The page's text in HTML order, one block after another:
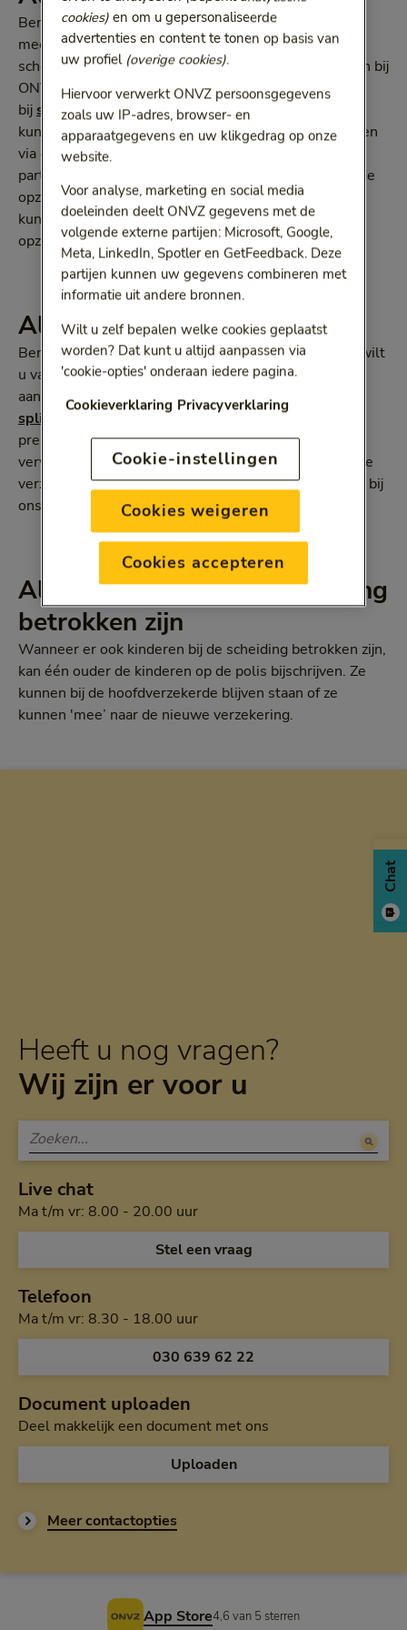
Bent u de hoofdverzekerde en is uw ex-partner
meeverzekerd op de polis? Dan kan uw ex-partner bij
scheiding een eigen zorgverzekering afsluiten. Dit kan bij
ONVZ of een andere verzekeraar. Kijk hiervoor
bij splitsen van uw gezamenlijke polis
kunt u de zorgverzekering van uw ex-partner opzeggen
via ons contactformulier. Dat hoeft niet als uw ex-
partner bij de nieuwe verzekeraar gebruikmaakt van de
opzegservice. U ontvangt hierna een nieuwe polis. U
kunt als hoofdverzekerde bij scheiding niet voor uzelf
opzeggen; dit kan alleen per 1 januari.
Als meeverzekerde
Bent u meeverzekerd op de polis van uw partner en wilt
u vanwege een echtscheiding een eigen polis bij ons
aanvragen? Dan kunt u
de gezamenlijke polis laten
splitsen
. Houd er rekening mee dat een eventuele
premiekorting via de werkgever van uw ex-partner
vervalt. U kunt ook een zorgverzekering bij een andere
verzekeraar aanvragen. Die zegt dan uw huidige polis bij
ons op.
Als er kinderen bij de scheiding
betrokken zijn
Wanneer er ook kinderen bij de scheiding betrokken zijn,
kan één ouder de kinderen op de polis bijschrijven. Ze
kunnen bij de hoofdverzekerde blijven staan of ze
kunnen 'mee’ naar de nieuwe verzekering.
Heeft u nog vragen?
Wij zijn er voor u
Live chat
Ma t/m vr: 8.00 - 20.00 uurMaandag tot en met vrijdag
Open de chat en
Stel een vraag
Telefoon
Ma t/m vr: 8.30 - 18.00 uurMaandag tot en met vrijdag
Bel ons op
030 639 62 22
Document uploaden
Deel makkelijk een document met ons
Uploaden
Meer contactopties
Chat
App Store4,6 van 5 sterren
cookies)en om u gepersonaliseerde
advertenties en content te tonen op basis van
uw profiel (overige cookies).
Hiervoor verwerkt ONVZ persoonsgegevens
zoals uw IP-adres, browser- en
apparaatgegevens en uw klikgedrag op onze
website.
Voor analyse, marketing en social media
doeleinden deelt ONVZ gegevens met de
volgende externe partijen: Microsoft, Google,
Meta, LinkedIn, Spotler en GetFeedback. Deze
partijen kunnen uw gegevens combineren met
informatie uit andere bronnen.
Wilt u zelf bepalen welke cookies geplaatst
worden? Dat kunt u altijd aanpassen via
'cookie-opties' onderaan iedere pagina.
Cookieverklaring Privacyverklaring
Cookie-instellingen
Cookies weigeren
Cookies accepteren